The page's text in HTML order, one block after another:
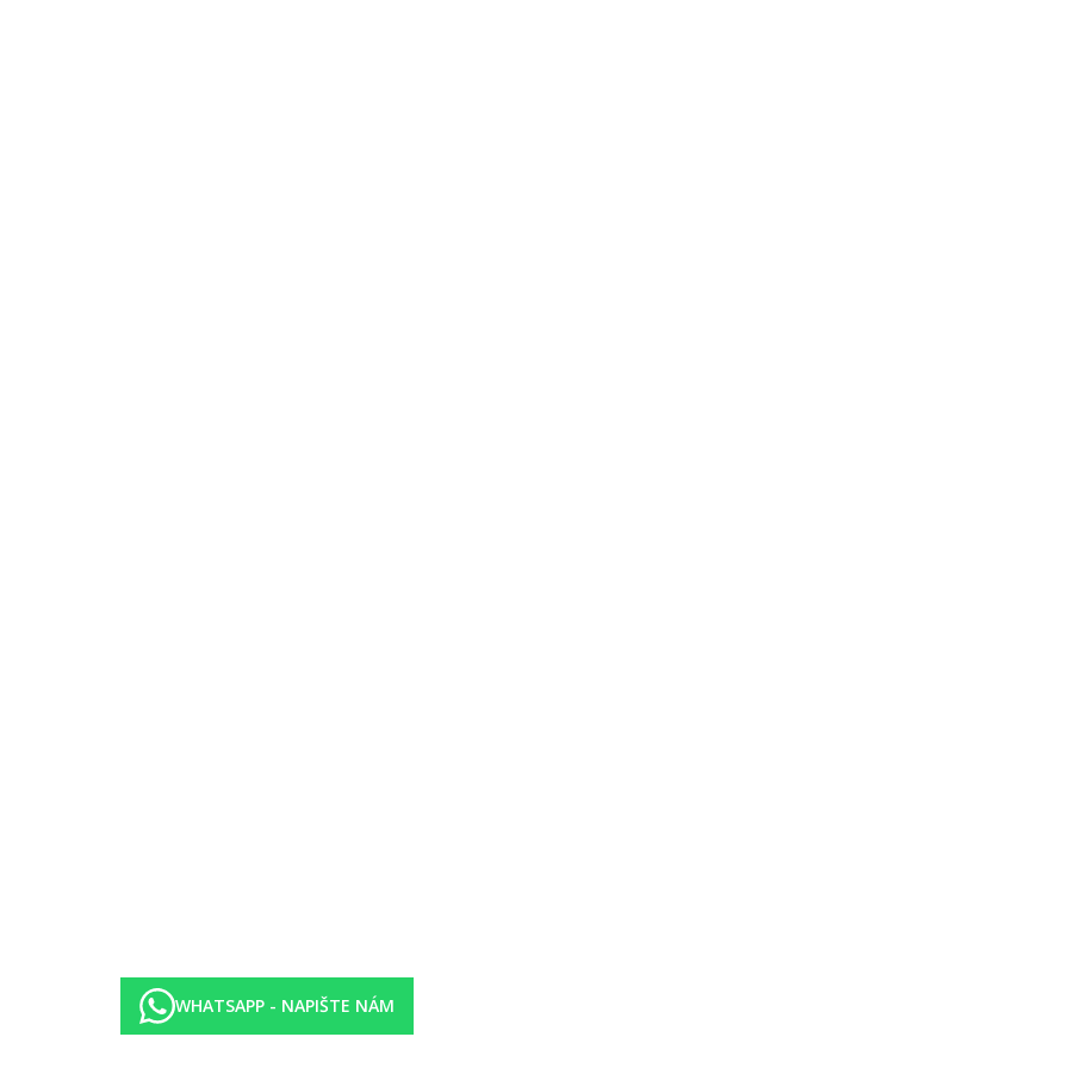
uvedené vybavení)
nemá bližší informace k aktuálnímu provozu centra, nabízeným službám, ani cenám a nenese za ně žádnou odpovědnost.
WHATSAPP - NAPIŠTE NÁM